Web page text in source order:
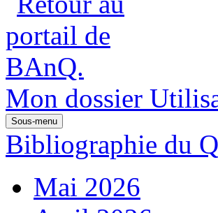
Mon dossier
Sous-menu
Bibliographie du
Mai 2026